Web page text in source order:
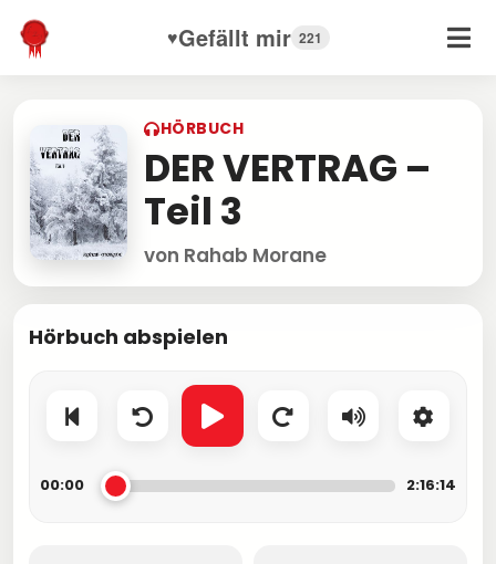
♥Gefällt mir 221
HÖRBUCH
DER VERTRAG –
Teil 3
von Rahab Morane
Hörbuch abspielen
00:00 2:16:14